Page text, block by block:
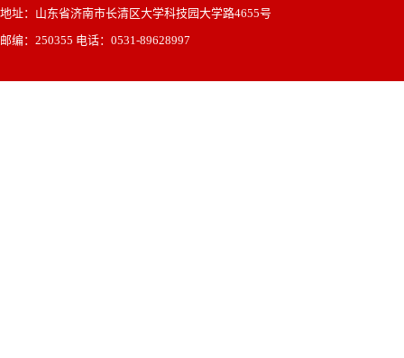
地址：山东省济南市长清区大学科技园大学路4655号
邮编：250355 电话：0531-89628997